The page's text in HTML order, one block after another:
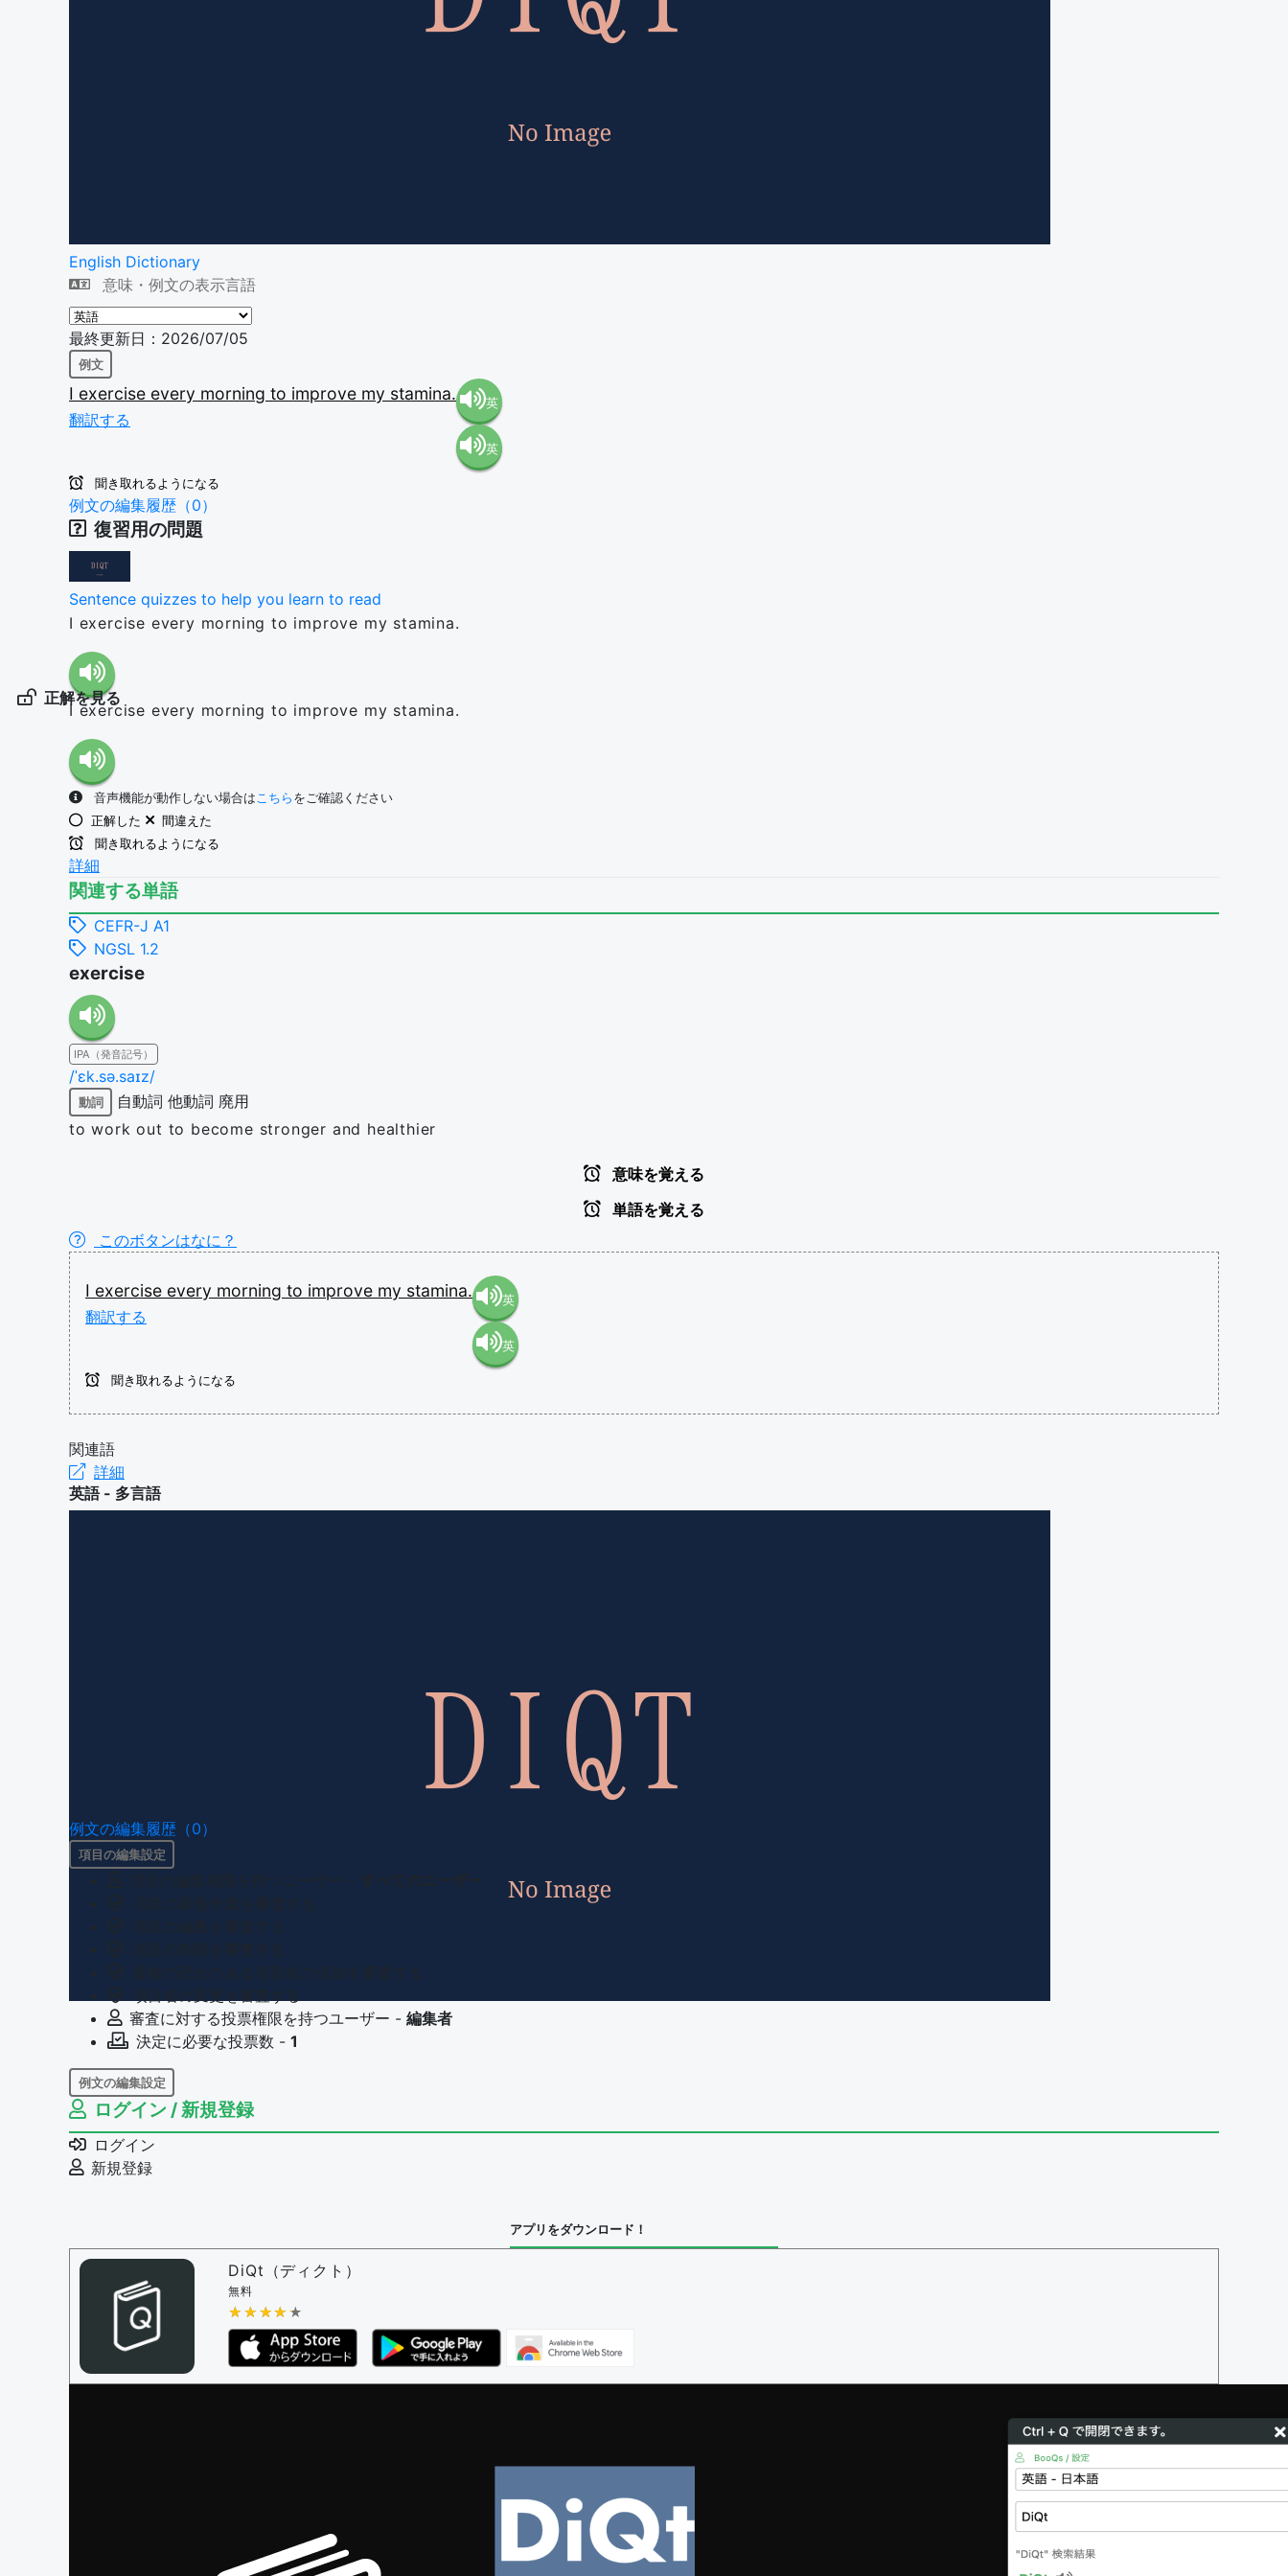
English Dictionary
意味・例文の表示言語
最終更新日：2026/07/05
例文
I exercise every morning to improve my stamina.
翻訳する
英
語（米
英
聞き取れるようになる
例文の編集履歴（0）
復習用の問題
Sentence quizzes to help you learn to read
I exercise every morning to improve my stamina.
正解を見る
I exercise every morning to improve my stamina.
音声機能が動作しない場合はこちら をご確認ください
正解した
間違えた
聞き取れるようになる
詳細
関連する単語
CEFR-J A1
NGSL 1.2
exercise
IPA（発音記号）
/ˈɛk.sə.saɪz/
動詞 自動詞 他動詞 廃用
to work out to become stronger and healthier
意味を覚える
単語を覚える
このボタンはなに？
I exercise every morning to improve my stamina.
翻訳する
英
語（米
英
聞き取れるようになる
関連語
詳細
英語 - 多言語
例文の編集履歴（0）
項目の編集設定
審査に対する投票権限を持つユーザー - 編集者
決定に必要な投票数 - 1
例文の編集設定
例文の編集権限を持つユーザー -
例文の削除を審査する
審査に対する投票権限を持つユーザー -
決定に必要な投票数 -
問題の編集権限を持つユーザー -すべてのユーザー
審査に対する投票権限を持つユーザー -
決定に必要な投票数 -
編集ガイドライン
ログイン / 新規登録
ログイン
新規登録
アプリをダウンロード！
DiQt（ディクト）
無料
★★★★★
★★★★★